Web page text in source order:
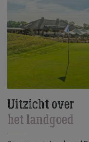
Uitzicht over
het landgoed